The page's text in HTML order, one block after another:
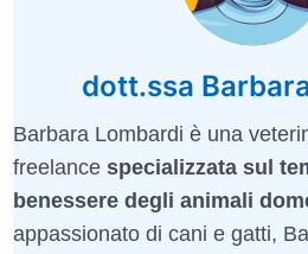
dott.ssa
Barbara Lombardi è una
freelance specializzata sul
benessere degli animali
appassionato di cani e gatti,